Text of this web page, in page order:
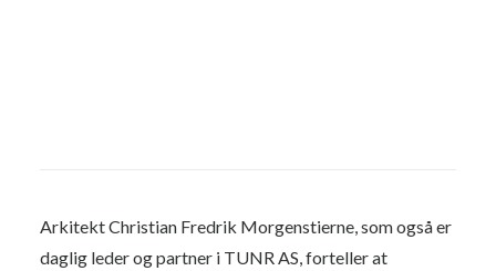
Arkitekt Christian Fredrik Morgenstierne, som også er
daglig leder og partner i TUNR AS, forteller at